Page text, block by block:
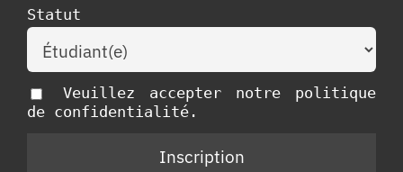
Statut
Veuillez accepter notre politique
de confidentialité.